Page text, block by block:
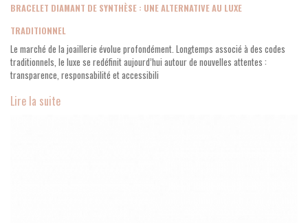
BRACELET DIAMANT DE SYNTHÈSE : UNE ALTERNATIVE AU LUXE
TRADITIONNEL
Le marché de la joaillerie évolue profondément. Longtemps associé à des codes
traditionnels, le luxe se redéfinit aujourd’hui autour de nouvelles attentes :
transparence, responsabilité et accessibili
Lire la suite